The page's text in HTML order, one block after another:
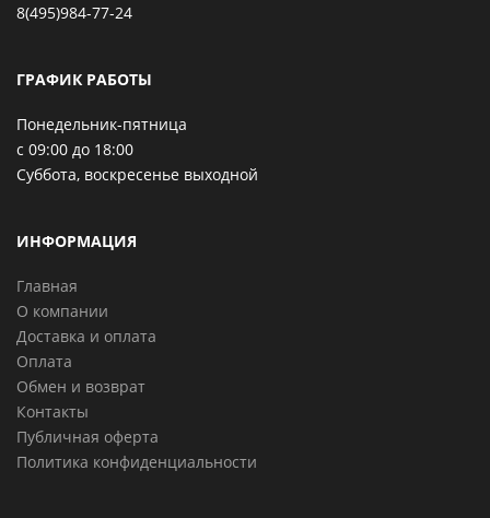
8(495)984-77-24
ГРАФИК РАБОТЫ
Понедельник-пятница
с 09:00 до 18:00
Суббота, воскресенье выходной
ИНФОРМАЦИЯ
Главная
О компании
Доставка и оплата
Оплата
Обмен и возврат
Контакты
Публичная оферта
Политика конфиденциальности